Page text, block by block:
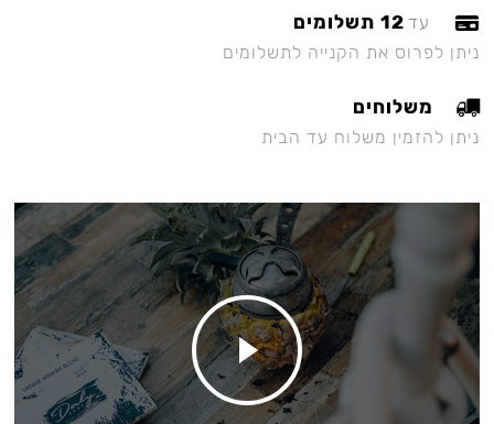
עד 12 תשלומים
ניתן לפרוס את הקנייה לתשלומים
משלוחים
ניתן להזמין משלוח עד הבית